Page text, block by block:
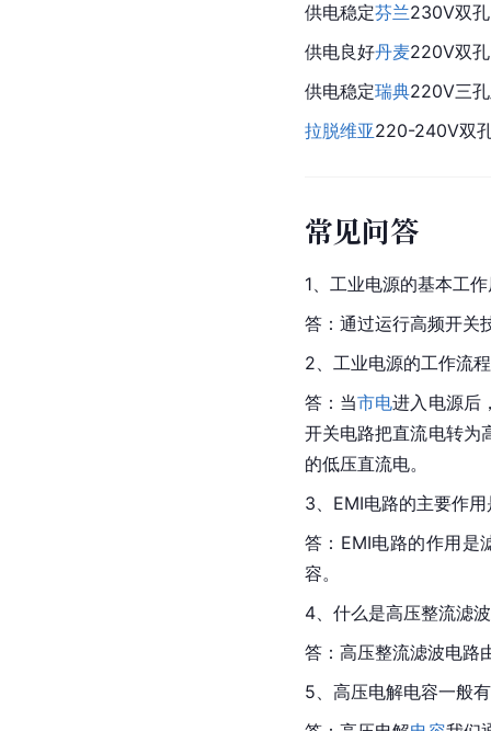
供电稳定芬兰230V双
供电良好丹麦220V双
供电稳定瑞典220V三
拉脱维亚220-240V双
常见问答
1、工业电源的基本工
答：通过运行高频开关
2、工业电源的工作流
答：当市电进入电源后
开关电路把直流电转为
的低压直流电。
3、EMI电路的主要作
答：EMI电路的作用是
容。
4、什么是高压整流滤
答：高压整流滤波电路
5、高压电解电容一般